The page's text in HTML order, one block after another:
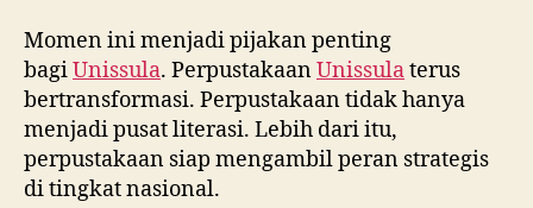
Momen ini menjadi pijakan penting
bagiUnissula. PerpustakaanUnissulaterus
bertransformasi. Perpustakaan tidak hanya
menjadi pusat literasi. Lebih dari itu,
perpustakaan siap mengambil peran strategis
di tingkat nasional.